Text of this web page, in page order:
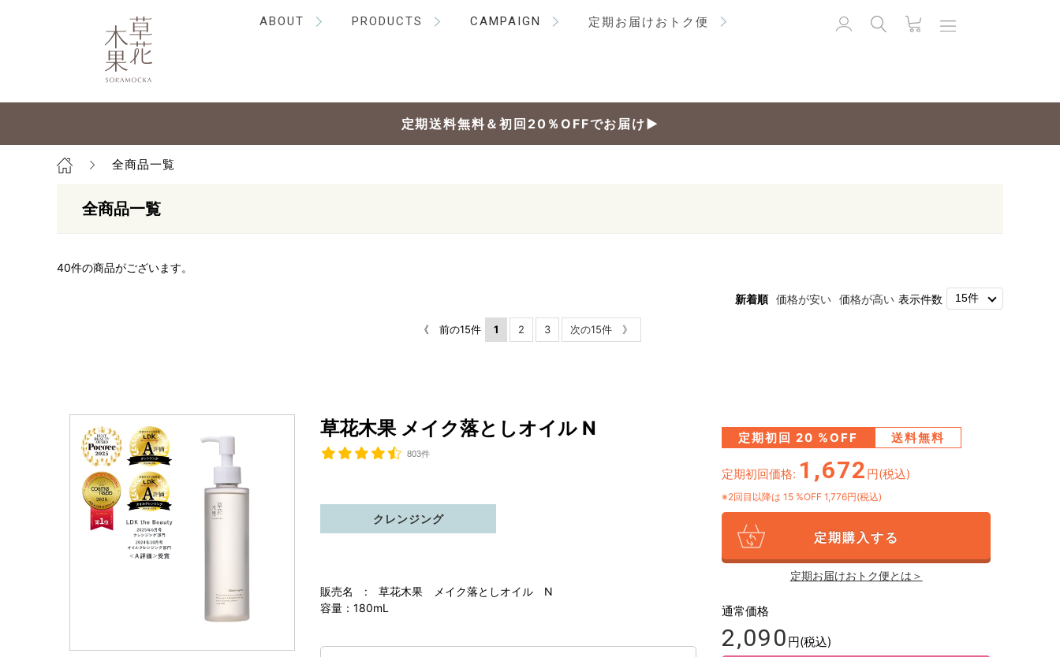
ABOUT PRODUCTS CAMPAIGN 定期お届けおトク便
定期送料無料＆初回20％OFFでお届け▶
全商品一覧
全商品一覧
40件の商品がございます。
新着順 価格が安い 価格が高い 表示件数
《 前の15件 1 2 3 次の15件 》
草花木果 メイク落としオイル N
803件
販売名 : 草花木果 メイク落としオイル N
容量：180mL
クレンジング
定期初回 20 %OFF 送料無料
定期初回価格: 1,672 円(税込)
※2回目以降は 15 %OFF 1,776円(税込)
定期購入する
定期お届けおトク便とは＞
通常価格
2,090 円(税込)